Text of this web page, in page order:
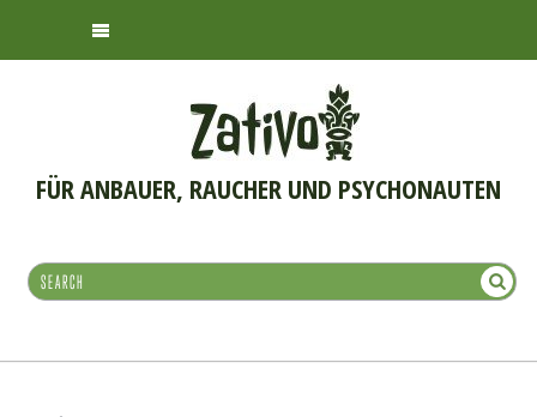
FÜR ANBAUER, RAUCHER UND PSYCHONAUTEN